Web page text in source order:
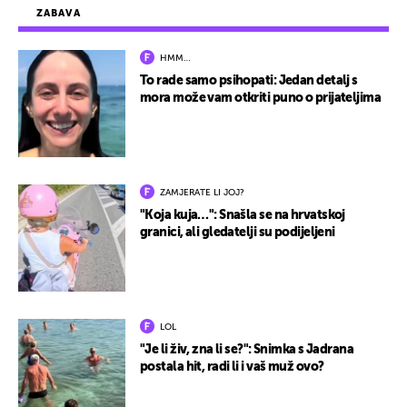
ZABAVA
HMM…
To rade samo psihopati: Jedan detalj s
mora može vam otkriti puno o prijateljima
ZAMJERATE LI JOJ?
"Koja kuja…": Snašla se na hrvatskoj
granici, ali gledatelji su podijeljeni
LOL
"Je li živ, zna li se?": Snimka s Jadrana
postala hit, radi li i vaš muž ovo?